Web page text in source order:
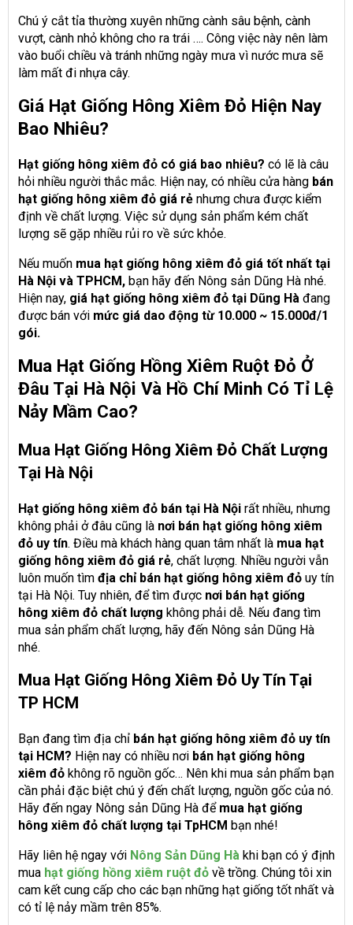
Chú ý cắt tỉa thường xuyên những cành sâu bệnh, cành
vượt, cành nhỏ không cho ra trái …. Công việc này nên làm
vào buổi chiều và tránh những ngày mưa vì nước mưa sẽ
làm mất đi nhựa cây.
Giá Hạt Giống Hông Xiêm Đỏ Hiện Nay
Bao Nhiêu?
Hạt giống hông xiêm đỏ có giá bao nhiêu? có lẽ là câu
hỏi nhiều người thắc mắc. Hiện nay, có nhiều cửa hàng bán
hạt giống hông xiêm đỏ giá rẻ nhưng chưa được kiểm
định về chất lượng. Việc sử dụng sản phẩm kém chất
lượng sẽ gặp nhiều rủi ro về sức khỏe.
Nếu muốn mua hạt giống hông xiêm đỏ giá tốt nhất tại
Hà Nội và TPHCM, bạn hãy đến Nông sản Dũng Hà nhé.
Hiện nay, giá hạt giống hông xiêm đỏ tại Dũng Hà đang
được bán với mức giá dao động từ 10.000 ~ 15.000đ/1
gói.
Mua Hạt Giống Hồng Xiêm Ruột Đỏ Ở
Đâu Tại Hà Nội Và Hồ Chí Minh Có Tỉ Lệ
Nảy Mầm Cao?
Mua Hạt Giống Hông Xiêm Đỏ Chất Lượng
Tại Hà Nội
Hạt giống hông xiêm đỏ bán tại Hà Nội rất nhiều, nhưng
không phải ở đâu cũng là nơi bán hạt giống hông xiêm
đỏ uy tín. Điều mà khách hàng quan tâm nhất là mua hạt
giống hông xiêm đỏ giá rẻ, chất lượng. Nhiều người vẫn
luôn muốn tìm địa chỉ bán hạt giống hông xiêm đỏ uy tín
tại Hà Nội. Tuy nhiên, để tìm được nơi bán hạt giống
hông xiêm đỏ chất lượng không phải dễ. Nếu đang tìm
mua sản phẩm chất lượng, hãy đến Nông sản Dũng Hà
nhé.
Mua Hạt Giống Hông Xiêm Đỏ Uy Tín Tại
TP HCM
Bạn đang tìm địa chỉ bán hạt giống hông xiêm đỏ uy tín
tại HCM? Hiện nay có nhiều nơi bán hạt giống hông
xiêm đỏ không rõ nguồn gốc… Nên khi mua sản phẩm bạn
cần phải đặc biệt chú ý đến chất lượng, nguồn gốc của nó.
Hãy đến ngay Nông sản Dũng Hà để mua hạt giống
hông xiêm đỏ chất lượng tại TpHCM bạn nhé!
Hãy liên hệ ngay với Nông Sản Dũng Hà khi bạn có ý định
mua hạt giống hồng xiêm ruột đỏ về trồng. Chúng tôi xin
cam kết cung cấp cho các bạn những hạt giống tốt nhất và
có tỉ lệ nảy mầm trên 85%.